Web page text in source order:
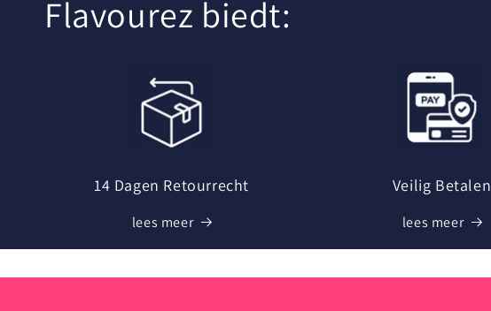
t
e
Flavourez biedt:
14 Dagen Retourrecht
lees meer
Veilig Betalen
lees meer